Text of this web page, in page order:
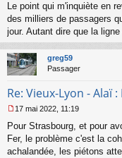
Le point qui m'inquiète en
des milliers de passagers
jour. Autant dire que la
greg59
Passager
Re: Vieux-Lyon - Alaï
e
s
s
17 mai 2022, 11:19
Pour Strasbourg, et pour
Fer, le problème c'est la
achalandée, les piétons